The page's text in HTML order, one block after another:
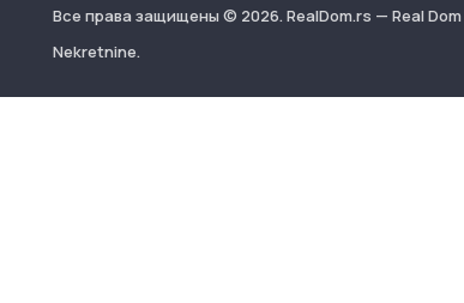
Все права защищены © 2026. RealDom.rs — Real Dom
Nekretnine.